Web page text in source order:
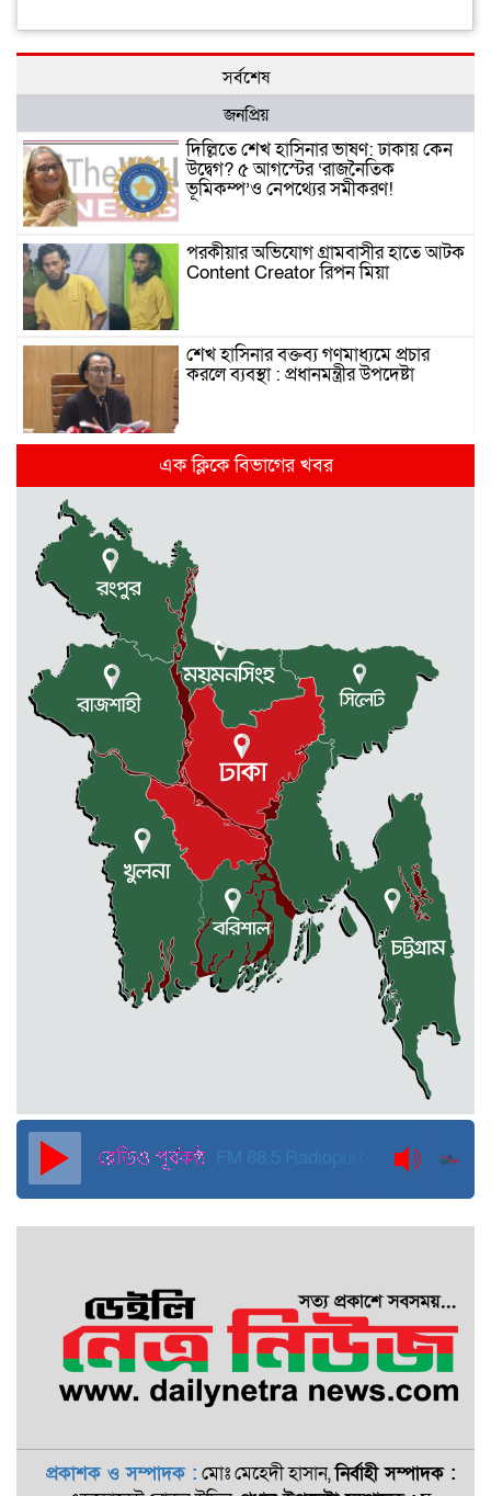
সর্বশেষ
জনপ্রিয়
দিল্লিতে শেখ হাসিনার ভাষণ: ঢাকায় কেন
উদ্বেগ? ৫ আগস্টের ‘রাজনৈতিক
ভূমিকম্প’ও নেপথ্যের সমীকরণ!
পরকীয়ার অভিযোগ গ্রামবাসীর হাতে আটক
Content Creator রিপন মিয়া
শেখ হাসিনার বক্তব্য গণমাধ্যমে প্রচার
করলে ব্যবস্থা : প্রধানমন্ত্রীর উপদেষ্টা
দিল্লিতে হাসিনার গণমাধ্যমে ভাষণ নিয়ে যা
বলছে ভারত
রাজধানীর তিন ক্যাম্পাসে ছাত্রদল-
ছাত্রশিবির দফায় দফায় সংঘর্ষ
সরকারের ফ্যামিলি কার্ড কার্যক্রম
বাস্তবায়নে ব্যয় ২০০০ কোটি টাকা
মোহনগঞ্জে কর্মস্থলেই অসুস্থ- রক্তবমির পর
প্রাণ গেল স্বাস্থ্য কর্মকর্তার
কুড়িগ্রামে বন্যাদুর্গতদের জন্য বরাদ্দকৃত
৩০ মেট্রিক টন চাল,একমুঠোও জোটেনি
ক্ষতিগ্রস্ত মানুষের ভাগ্যে
জুলাই ব্যবসা ও হাদি ব্যবসা চালু রাখতে
হবে: মাহমুদা মিতু
দুবাইয়ে কারাগার থেকে মুক্তি পেয়েছেন
পুলিশের সাবেক মহাপরিদর্শক বেনজীর
আহমেদ
এক ক্লিকে বিভাগের খবর
FM 88.5 Radiopurbakantho
প্রকাশক ও সম্পাদক : মোঃ মেহেদী হাসান,নির্বাহী সম্পাদক :